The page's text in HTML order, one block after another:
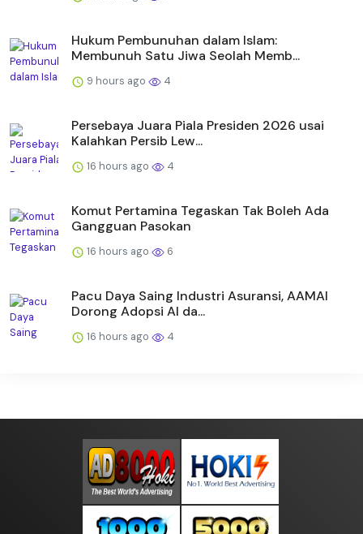
Hukum Pembunuhan dalam Islam:
Membunuh Satu Jiwa Seolah Memb...
9 hours ago 4
Persebaya Juara Piala Presiden 2026 usai
Kalahkan Persib Lew...
16 hours ago 4
Komut Pertamina Tegaskan Tak Boleh Ada
Gangguan Pasokan
16 hours ago 6
Pacu Daya Saing Industri Asuransi, AAMAI
Dorong Adopsi AI da...
16 hours ago 4